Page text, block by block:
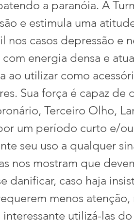
a paranóia. A
e estimula uma
nos casos depressão e
energia densa e
ao utilizar como
Sua força é capaz de
Terceiro Olho,
um período curto e/
seu uso a qualquer
nos mostram que
danificar, caso haja
menos
utilizá-las